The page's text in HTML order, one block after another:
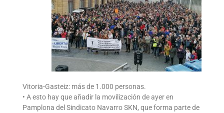
Vitoria-Gasteiz: más de 1.000 personas.
• A esto hay que añadir la movilización de ayer en
Pamplona del Sindicato Navarro SKN, que forma parte de